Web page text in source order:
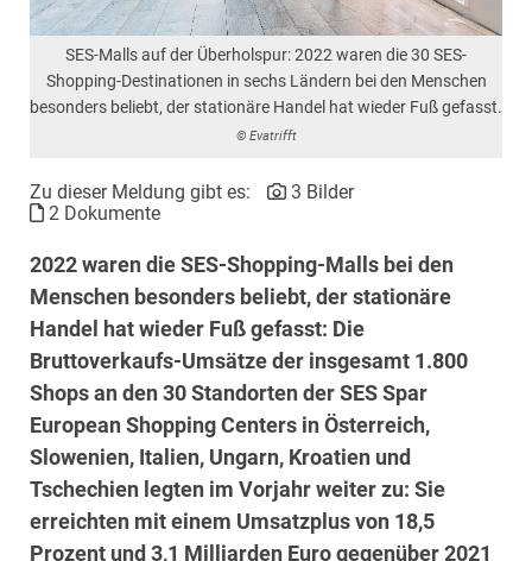
SES-Malls auf der Überholspur: 2022 waren die 30 SES-
Shopping-Destinationen in sechs Ländern bei den Menschen
besonders beliebt, der stationäre Handel hat wieder Fuß gefasst.
© Evatrifft
Zu dieser Meldung gibt es:
3 Bilder
2 Dokumente
2022 waren die SES-Shopping-Malls bei den
Menschen besonders beliebt, der stationäre
Handel hat wieder Fuß gefasst: Die
Bruttoverkaufs-Umsätze der insgesamt 1.800
Shops an den 30 Standorten der SES Spar
European Shopping Centers in Österreich,
Slowenien, Italien, Ungarn, Kroatien und
Tschechien legten im Vorjahr weiter zu: Sie
erreichten mit einem Umsatzplus von 18,5
Prozent und 3,1 Milliarden Euro gegenüber 2021